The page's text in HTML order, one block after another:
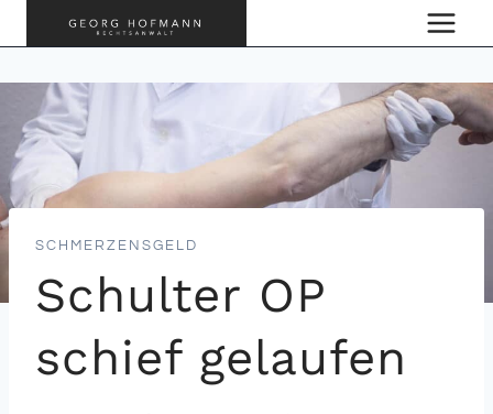
Inhalt
springen
SCHMERZENSGELD
Schulter OP
schief gelaufen